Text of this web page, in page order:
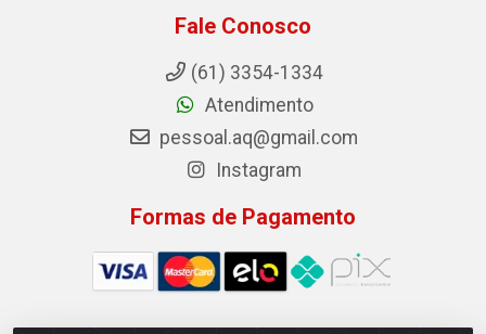
Fale Conosco
(61) 3354-1334
Atendimento
pessoal.aq@gmail.com
Instagram
Formas de Pagamento